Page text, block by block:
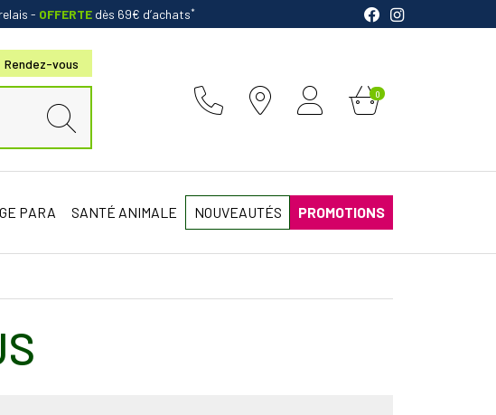
- OFFERTE dès 69€ d’achats*
Rendez-vous
0
PARA SANTÉ ANIMALE NOUVEAUTÉS PROMOTIONS